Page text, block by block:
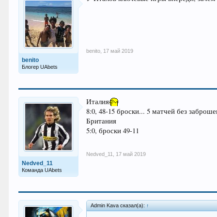
benito
Блогер UAbets
benito 17 май 2019
Nedved_11
Команда UAbets
Италия
8:0, 48-15 броски... 5 матчей без
Британия
5:0, броски 49-11
Nedved_11 17 май 2019
Admin Kava сказал(а): ↑